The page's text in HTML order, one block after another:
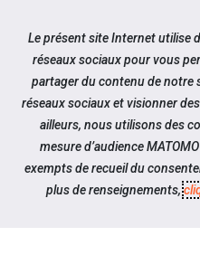
Aller au contenu
Notre actualité
JOURNÉE
Le présent site Internet utilise
réseaux sociaux pour vous
partager du contenu de notre
réseaux sociaux et visionner
ailleurs, nous utilisons des
mesure d’audience
exempts de recueil du
plus de renseignements,